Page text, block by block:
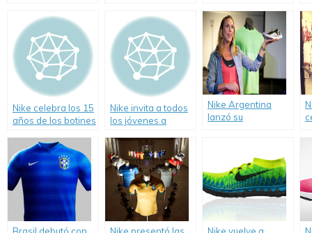
Revolution, la
nueva línea de la
colección AP9.
de Fútbol.
presencia de
Walter Erviti y
Leonardo Ponzio.
Nike celebra los 15
años de los botines
Nike invita a todos
los jóvenes a
Nike Argentina
lanzó su
nuevas
colecciones de
calzado e
indumentaria.